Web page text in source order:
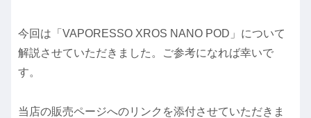
今回は「VAPORESSO XROS NANO POD」について
解説させていただきました。ご参考になれば幸いで
す。
当店の販売ページへのリンクを添付させていただきま